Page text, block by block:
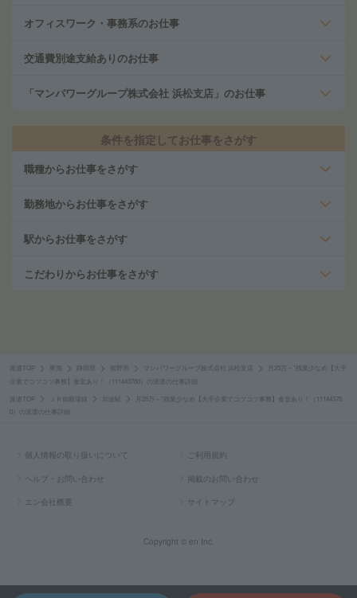
オフィスワーク・事務系のお仕事
交通費別途支給ありのお仕事
「マンパワーグループ株式会社 浜松支店」のお仕事
条件を指定してお仕事をさがす
職種からお仕事をさがす
勤務地からお仕事をさがす
駅からお仕事をさがす
こだわりからお仕事をさがす
派遣TOP 東海 静岡県 裾野市 マンパワーグループ株式会社 浜松支店
月25万～*残業少なめ【大手
企業でコツコツ事務】食堂あり！（111443780）の派遣の仕事詳細
派遣TOP ＪＲ御殿場線 岩波駅
月25万～*残業少なめ【大手企業でコツコツ事務】食堂あり！（11144378
0）の派遣の仕事詳細
個人情報の取り扱いについて ご利用規約
ヘルプ・お問い合わせ 掲載のお問い合わせ
エン会社概要 サイトマップ
Copyright © en Inc.